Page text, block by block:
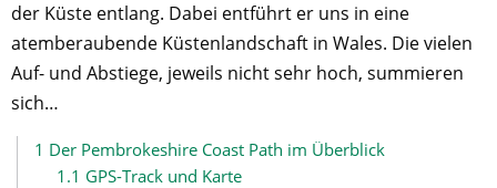
der Küste entlang. Dabei entführt er uns in eine
atemberaubende Küstenlandschaft in Wales. Die vielen
Auf- und Abstiege, jeweils nicht sehr hoch, summieren
sich…
1 Der Pembrokeshire Coast Path im Überblick
1.1 GPS-Track und Karte